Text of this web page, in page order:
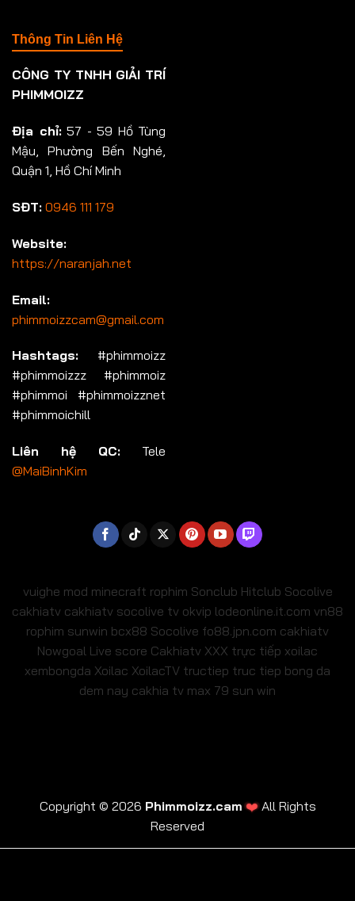
Thông Tin Liên Hệ
CÔNG TY TNHH GIẢI TRÍ
PHIMMOIZZ
Địa chỉ:57 - 59 Hồ Tùng
Mậu, Phường Bến Nghé,
Quận 1, Hồ Chí Minh
SĐT: 0946 111 179
Website:
https://naranjah.net
Email:
phimmoizzcam@gmail.com
Hashtags: #phimmoizz
#phimmoizzz #phimmoiz
#phimmoi #phimmoizznet
#phimmoichill
Liên hệ QC: Tele
@MaiBinhKim
vuighe mod minecraft rophim Sonclub Hitclub Socolive
cakhiatv cakhiatv socolive tv okvip lodeonline.it.com vn88
rophim sunwin bcx88 Socolive fo88.jpn.com cakhiatv
Nowgoal Live score Cakhiatv XXX trực tiếp xoilac
xembongda Xoilac XoilacTV tructiep truc tiep bong da
dem nay cakhia tv max 79 sun win
Copyright © 2026 Phimmoizz.cam❤️All Rights
Reserved